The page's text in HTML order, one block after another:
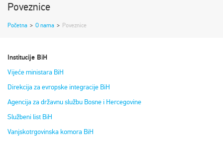
Poveznice
Početna > O nama > Poveznice
Institucije BiH
Vijeće ministara BiH
Direkcija za evropske integracije BiH
Agencija za državnu službu Bosne i Hercegovine
Službeni list BiH
Vanjskotrgovinska komora BiH